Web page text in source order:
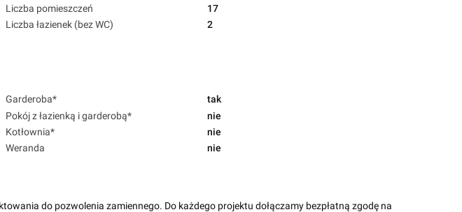
Liczba pomieszczeń
17
Liczba łazienek (bez WC) 2
Garderoba*
tak
Pokój z łazienką i garderobą*
nie
Kotłownia*
nie
Weranda
nie
do pozwolenia zamiennego. Do każdego projektu dołączamy bezpłatną zgodę na